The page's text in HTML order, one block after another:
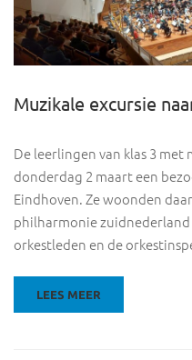
Muzikale excursie
De leerlingen van klas 3
donderdag 2 maart een
Eindhoven. Ze woonden
philharmonie
orkestleden en de
LEES MEER